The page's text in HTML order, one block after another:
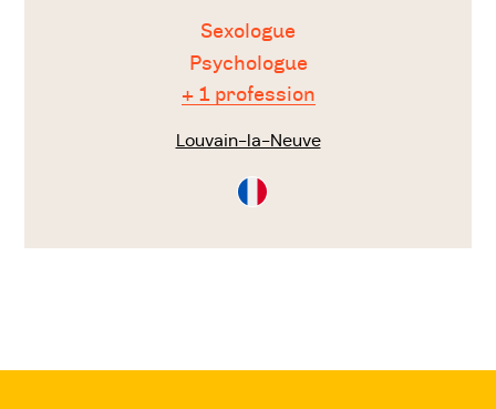
Sexologue
Psychologue
+ 1 profession
Louvain-la-Neuve
Consultation
en